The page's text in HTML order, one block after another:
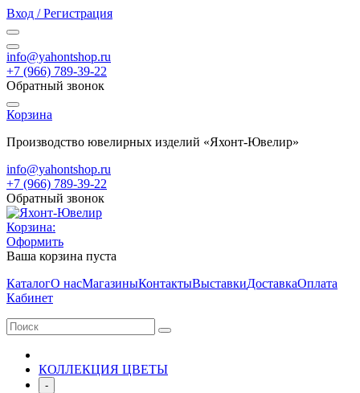
Вход / Регистрация
info@yahontshop.ru
+7 (966) 789-39-22
Обратный звонок
Корзина
Производство ювелирных изделий «Яхонт-Ювелир»
info@yahontshop.ru
+7 (966) 789-39-22
Обратный звонок
Корзина:
Оформить
Ваша корзина пуста
КаталогО насМагазиныКонтактыВыставкиДоставкаОплата
Кабинет
КОЛЛЕКЦИЯ ЦВЕТЫ
-